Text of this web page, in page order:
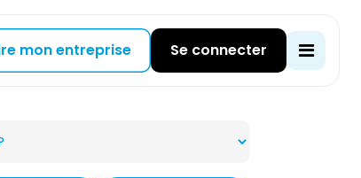
mon entreprise Se connecter